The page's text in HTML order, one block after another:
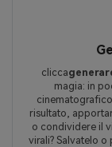
clicca
magia: in
risultato,
o condividere il
virali? Salvatelo